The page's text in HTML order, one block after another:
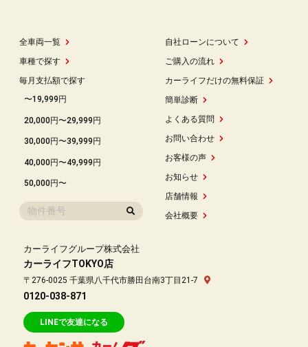
全車両一覧
車種で探す
毎月支払額で探す
〜19,999円
20,000円〜29,999円
30,000円〜39,999円
40,000円〜49,999円
50,000円〜
自社ローンについて
ご購入の流れ
カーライフだけの無料保証
簡単診断
よくある質問
お問い合わせ
お客様の声
お知らせ
店舗情報
会社概要
カーライフグループ株式会社
カーライフTOKYO店
〒276-0025 千葉県八千代市勝田台南3丁目21-7
0120-038-871
LINEで友達になる